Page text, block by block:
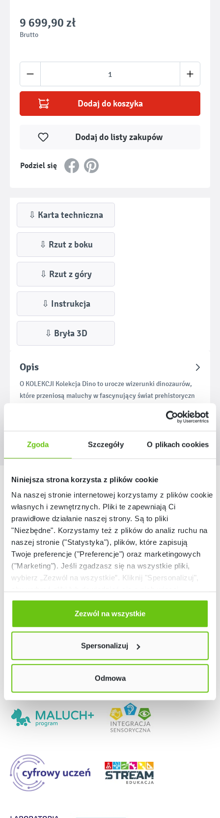
Zgoda Szczegóły O plikach cookies
Niniejsza strona korzysta z plików cookie
Na naszej stronie internetowej korzystamy z plików cookie:
własnych i zewnętrznych. Pliki te zapewniają Ci
prawidłowe działanie naszej strony. Są to pliki
"Niezbędne". Korzystamy też z plików do analiz ruchu na
naszej stronie ("Statystyka"), plików, które zapisują
Twoje preferencje ("Preferencje") oraz marketingowych
("Marketing"). Jeśli zgadzasz się na wszystkie pliki,
wybierz „Zezwól na wszystkie”. Kliknij "Spersonalizuj",
Odmów zgody poprzez przycisk „Odmowa”. Wtedy
użyjemy tylko plików niezbędnych dla naszej strony.
Twój wybór możesz zmienić przez kliknięcie przycisku w
Polityce prywatności
Zezwól na wszystkie
Spersonalizuj
Odmowa
9 699,90 zł
Brutto
Ilość produktu: Wprowadź żądaną ilość
Dodaj do koszyka
Podziel się
Dodaj do listy zakupów
⇩ Karta techniczna
⇩ Rzut z boku
⇩ Rzut z góry
⇩ Instrukcja
⇩ Bryła 3D
Opis
O KOLEKCJI Kolekcja Dino to urocze wizerunki dinozaurów,
które przeniosą maluchy w fascynujący świat prehistoryczn
Nasze marki